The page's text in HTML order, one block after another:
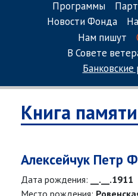
Программы
Новости Фонда
Нам пишут
В Совете
Книга
Алексейчук Петр
Дата рождения:
__.__.1911